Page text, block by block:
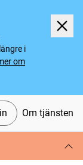
i
om
Om tjänsten